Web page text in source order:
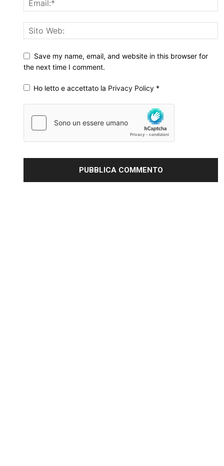
Save my name, email, and website in this browser for
the next time I comment.
Ho letto e accettato la Privacy Policy *